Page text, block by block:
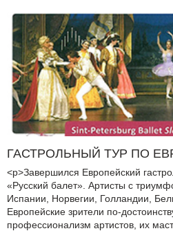
ГАСТРОЛЬНЫЙ ТУР ПО
<p>Завершился Европейский
«Русский балет». Артисты с
Испании, Норвегии, Голландии,
Европейские зрители по-
профессионализм артистов, их